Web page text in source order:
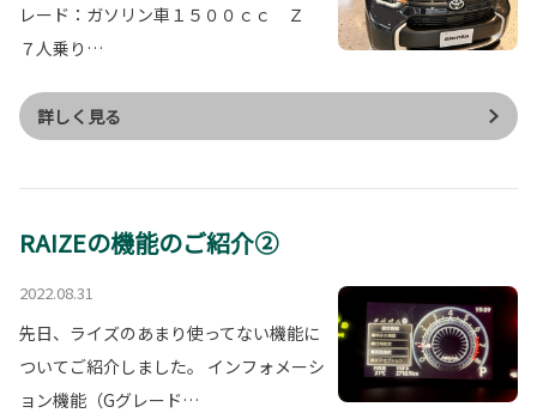
レード：ガソリン車１５００ｃｃ Ｚ
７人乗り…
詳しく見る
RAIZEの機能のご紹介②
2022.08.31
先日、ライズのあまり使ってない機能に
ついてご紹介しました。 インフォメーシ
ョン機能（Gグレード…